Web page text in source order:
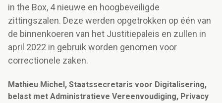
in the Box, 4 nieuwe en hoogbeveiligde
zittingszalen. Deze werden opgetrokken op één van
de binnenkoeren van het Justitiepaleis en zullen in
april 2022 in gebruik worden genomen voor
correctionele zaken.
Mathieu Michel, Staatssecretaris voor Digitalisering,
belast met Administratieve Vereenvoudiging, Privacy